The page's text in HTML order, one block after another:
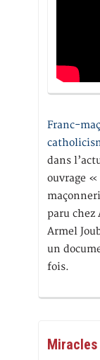
Franc-
dans
ouvrage
paru chez
Armel
un
fois.